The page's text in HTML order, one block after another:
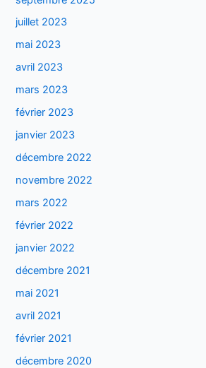
juillet 2023
mai 2023
avril 2023
mars 2023
février 2023
janvier 2023
décembre 2022
novembre 2022
mars 2022
février 2022
janvier 2022
décembre 2021
mai 2021
avril 2021
février 2021
décembre 2020